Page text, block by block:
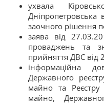
ухвала
заочного рішення
заява від
проваджень та
прийняття ДВС від
інформаційна
Державного
майно та
майно,